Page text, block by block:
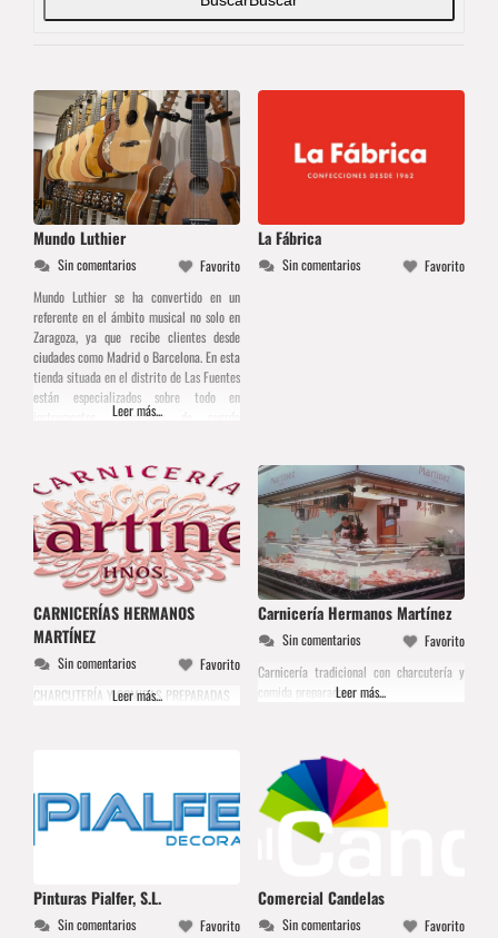
Mundo Luthier
Sin comentarios
Favorito
Mundo Luthier se ha convertido en un
referente en el ámbito musical no solo en
Zaragoza, ya que recibe clientes desde
ciudades como Madrid o Barcelona. En esta
tienda situada en el distrito de Las Fuentes
están especializados sobre todo en
instrumentos artesanales de cuerda
clásicas y modernas, flamenca, bandurrias,
Leer más...
La Fábrica
Sin comentarios Favorito
CARNICERÍAS HERMANOS
MARTÍNEZ
Sin comentarios
Favorito
CHARCUTERÍA Y COMIDAS PREPARADAS
Leer más...
Carnicería Hermanos Martínez
Sin comentarios
Favorito
Carnicería tradicional con charcutería y
comida preparadaLeer más...
Pinturas Pialfer, S.L.
Sin comentarios
Favorito
Comercial Candelas
Sin comentarios
Favorito